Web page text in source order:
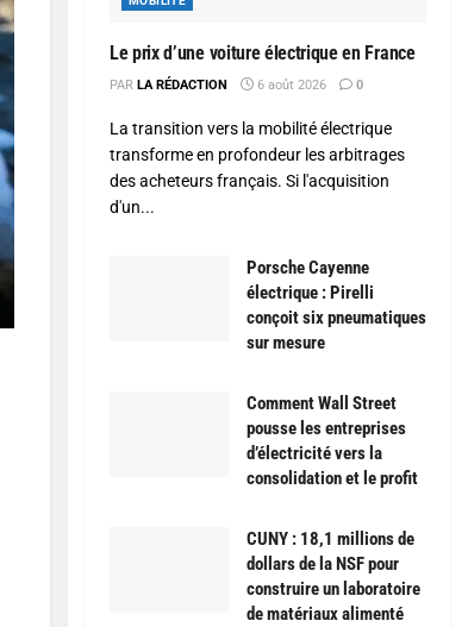
Le prix d’une voiture électrique en France
PAR LA RÉDACTION 6 août 2026 0
La transition vers la mobilité électrique
transforme en profondeur les arbitrages
des acheteurs français. Si l'acquisition
d'un...
Porsche Cayenne
électrique : Pirelli
conçoit six pneumatiques
sur mesure
Comment Wall Street
pousse les entreprises
d’électricité vers la
consolidation et le profit
CUNY : 18,1 millions de
dollars de la NSF pour
construire un laboratoire
de matériaux alimenté